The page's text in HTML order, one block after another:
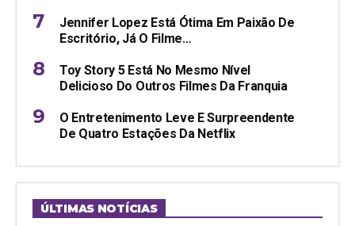
Jennifer Lopez Está Ótima Em Paixão De
Escritório, Já O Filme…
Toy Story 5 Está No Mesmo Nível
Delicioso Do Outros Filmes Da Franquia
O Entretenimento Leve E Surpreendente
De Quatro Estações Da Netflix
ÚLTIMAS NOTÍCIAS